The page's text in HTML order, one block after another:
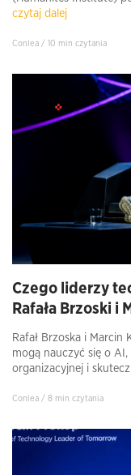
czytaj dalej
Conlea / 10 min czytania
Czego liderzy
Rafała Brzoski i
Rafał Brzoska i
mogą nauczyć się o
organizacyjnej i
Conlea / 8 min czytania